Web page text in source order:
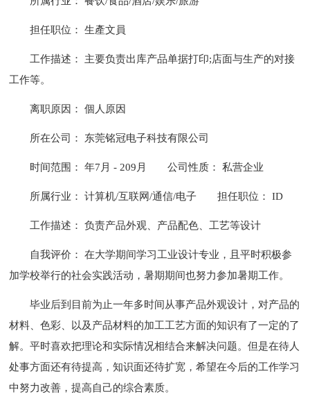
担任职位： 生產文員
工作描述： 主要负责出库产品单据打印;店面与生产的对接
工作等。
离职原因： 個人原因
所在公司： 东莞铭冠电子科技有限公司
时间范围： 年7月 - 209月 公司性质： 私营企业
所属行业： 计算机/互联网/通信/电子 担任职位： ID
工作描述： 负责产品外观、产品配色、工艺等设计
自我评价： 在大学期间学习工业设计专业，且平时积极参
加学校举行的社会实践活动，暑期期间也努力参加暑期工作。
毕业后到目前为止一年多时间从事产品外观设计，对产品的
材料、色彩、以及产品材料的加工工艺方面的知识有了一定的了
解。平时喜欢把理论和实际情况相结合来解决问题。但是在待人
处事方面还有待提高，知识面还待扩宽，希望在今后的工作学习
中努力改善，提高自己的综合素质。